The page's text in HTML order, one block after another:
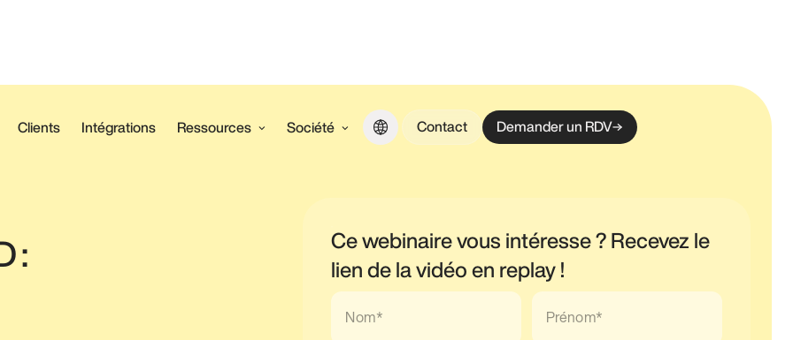
Clients Intégrations Ressources Société Contact Demander un RDV
:
Ce webinaire vous intéresse ? Recevez le
lien de la vidéo en replay !
Nom* Prénom*